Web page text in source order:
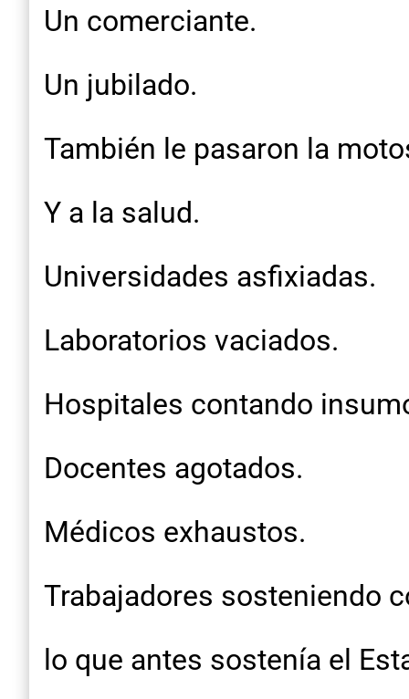
Un comerciante.
Un jubilado.
También le pasaron la
Y a la salud.
Universidades asfixiadas.
Laboratorios vaciados.
Hospitales contando
Docentes agotados.
Médicos exhaustos.
Trabajadores sosteniendo
lo que antes sostenía el